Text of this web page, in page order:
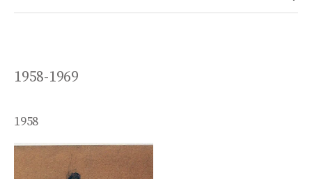
1958-1969
1958